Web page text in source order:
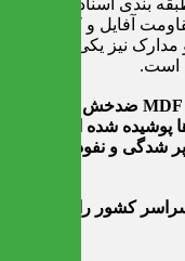
آفایل و کمد
نیز یکی از
است.
فایل زیر میزی جدید از جنس روکش MDF ضدخش و
شده از
شدگی و نفوذ آب
کشور رایگان